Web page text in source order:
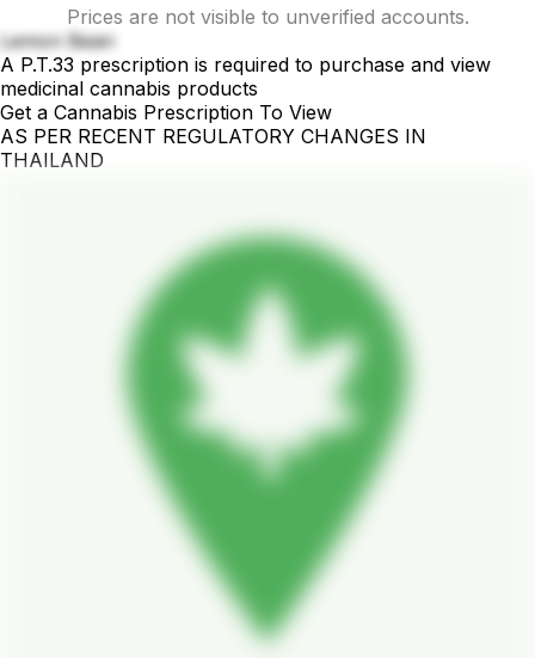
Prices are not visible to unverified accounts.
Lemon Bean
A P.T.33 prescription is required to purchase and view
medicinal cannabis products
Get a Cannabis Prescription To View
AS PER RECENT REGULATORY CHANGES IN
THAILAND